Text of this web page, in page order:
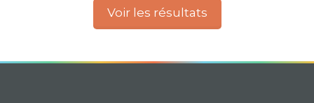
Voir les résultats